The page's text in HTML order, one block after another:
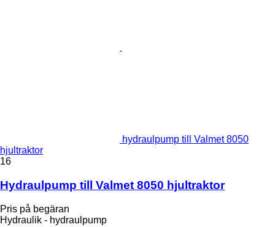
hydraulpump till Valmet 8050
hjultraktor
16
Hydraulpump till Valmet 8050 hjultraktor
Pris på begäran
Hydraulik - hydraulpump